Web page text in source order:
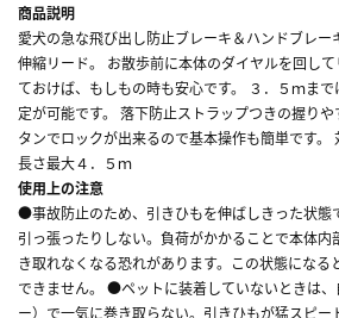
商品説明
愛犬の急な飛び出し防止ブレーキ＆ハンドブレー
伸縮リード。 お散歩前に本体のダイヤルを回し
ておけば、もしもの時も安心です。 ３．５ｍま
定が可能です。 落下防止ストラップつきの握り
タンでロックが出来るので基本操作も簡単です
長さ最大４．５ｍ
使用上の注意
●事故防止のため、引きひもを伸ばしきった状態
引っ張ったりしない。負荷がかかることで本体
き取れなくなる恐れがあります。この状態になる
できません。 ●ペットに装着していないときは
ー）で一気に巻き取らない。引きひもが猛スピ